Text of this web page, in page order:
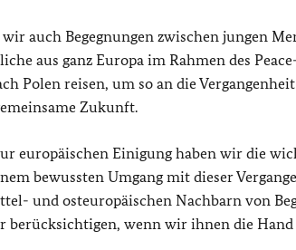
auch Begegnungen zwischen jungen
aus ganz Europa im Rahmen des
Polen reisen, um so an die
Zukunft.
europäischen Einigung haben wir die
bewussten Umgang mit dieser
und osteuropäischen Nachbarn von
berücksichtigen, wenn wir ihnen die